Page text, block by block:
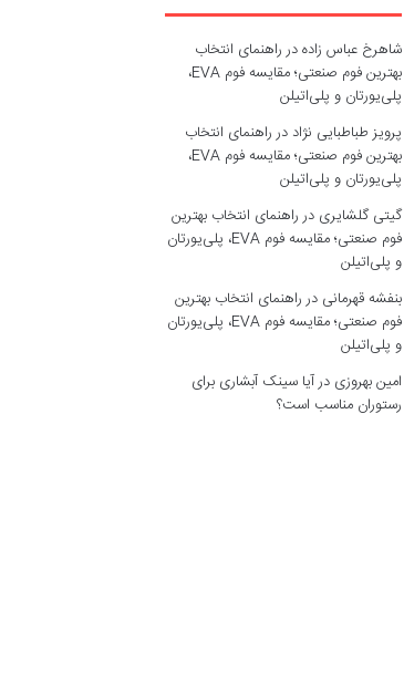
شاهرخ عباس زادهدرراهنمای انتخاب
بهترین فوم صنعتی؛ مقایسه فوم EVA،
پلی‌یورتان و پلی‌اتیلن
پرویز طباطبایی نژاد درراهنمای انتخاب
بهترین فوم صنعتی؛ مقایسه فوم EVA،
پلی‌یورتان و پلی‌اتیلن
گیتی گلشایری درراهنمای انتخاب بهترین
فوم صنعتی؛ مقایسه فوم EVA، پلی‌یورتان
و پلی‌اتیلن
بنفشه قهرمانی درراهنمای انتخاب بهترین
فوم صنعتی؛ مقایسه فوم EVA، پلی‌یورتان
و پلی‌اتیلن
امین بهروزی درآیا سینک آبشاری برای
رستوران مناسب است؟